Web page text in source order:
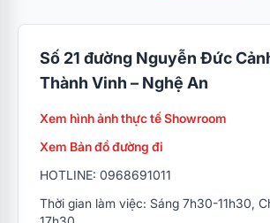
Số 21 đường Nguyễn Đức
Thành Vinh – Nghệ An
Xem hình ảnh thực tế Showroom
Xem Bản đồ đường đi
HOTLINE: 0968691011
Thời gian làm việc: Sáng 7h30-11h30,